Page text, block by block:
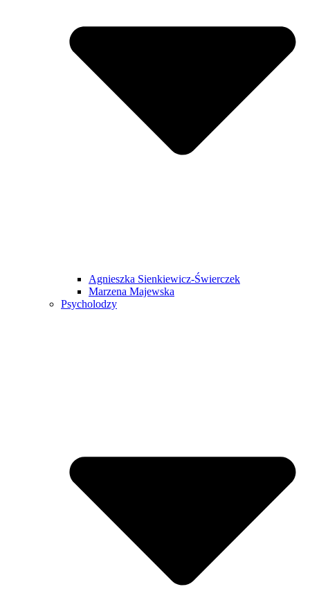
Agnieszka Sienkiewicz-Świerczek
Marzena Majewska
Psycholodzy